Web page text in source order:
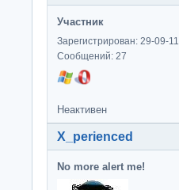
Участник
Зарегистрирован: 29-09-11
Сообщений: 27
Неактивен
X_perienced
No more alert me!